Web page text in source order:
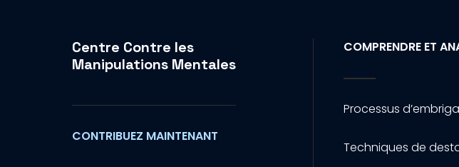
Centre Contre les
Manipulations Mentales
CONTRIBUEZ MAINTENANT
COMPRENDRE ET
Processus
Techniques de